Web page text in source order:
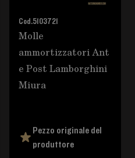
Cod.5103721
Molle
ammortizzatori Ant
e Post Lamborghini
Miura
Pezzo originale del
produttore